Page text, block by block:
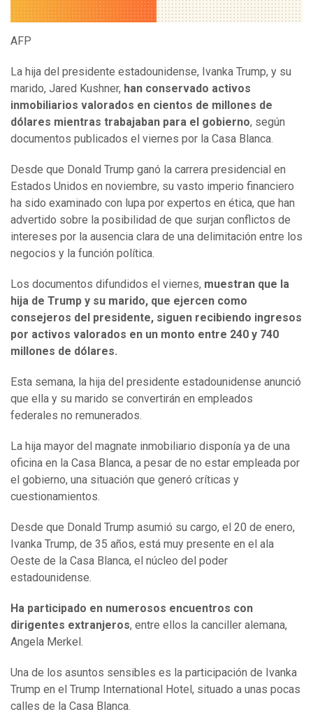
AFP
La hija del presidente estadounidense, Ivanka Trump, y su
marido, Jared Kushner, han conservado activos
inmobiliarios valorados en cientos de millones de
dólares mientras trabajaban para el gobierno, según
documentos publicados el viernes por la Casa Blanca.
Desde que Donald Trump ganó la carrera presidencial en
Estados Unidos en noviembre, su vasto imperio financiero
ha sido examinado con lupa por expertos en ética, que han
advertido sobre la posibilidad de que surjan conflictos de
intereses por la ausencia clara de una delimitación entre los
negocios y la función política.
Los documentos difundidos el viernes, muestran que la
hija de Trump y su marido, que ejercen como
consejeros del presidente, siguen recibiendo ingresos
por activos valorados en un monto entre 240 y 740
millones de dólares.
Esta semana, la hija del presidente estadounidense anunció
que ella y su marido se convertirán en empleados
federales no remunerados.
La hija mayor del magnate inmobiliario disponía ya de una
oficina en la Casa Blanca, a pesar de no estar empleada por
el gobierno, una situación que generó críticas y
cuestionamientos.
Desde que Donald Trump asumió su cargo, el 20 de enero,
Ivanka Trump, de 35 años, está muy presente en el ala
Oeste de la Casa Blanca, el núcleo del poder
estadounidense.
Ha participado en numerosos encuentros con
dirigentes extranjeros, entre ellos la canciller alemana,
Angela Merkel.
Una de los asuntos sensibles es la participación de Ivanka
Trump en el Trump International Hotel, situado a unas pocas
calles de la Casa Blanca.